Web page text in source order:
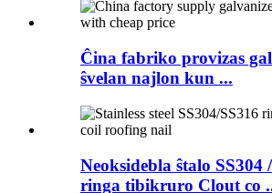
Ĉina fabriko provizas
ŝvelan najlon kun ...
Neoksidebla ŝtalo SS304
ringa tibikruro Clout co